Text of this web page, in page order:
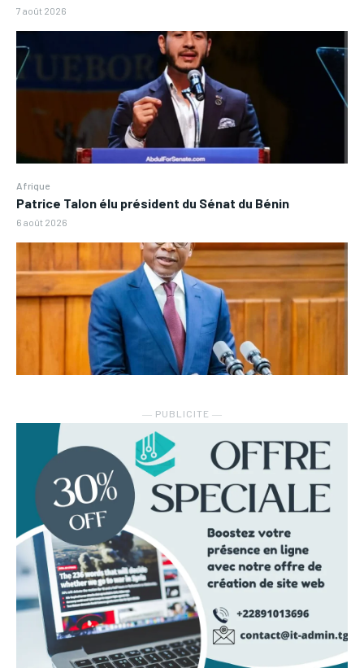
7 août 2026
Afrique
Patrice Talon élu président du Sénat du Bénin
6 août 2026
― PUBLICITE ―